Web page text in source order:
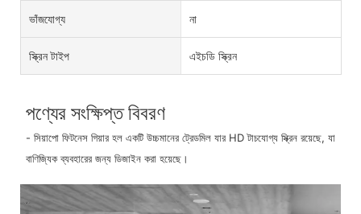
ভাঁজযোগ্য না
স্ক্রিন টাইপ এইচডি স্ক্রিন
পণ্যের সংক্ষিপ্ত বিবরণ
- সিয়াপো ফিটনেস গিয়ার হল একটি উচ্চমানের ট্রেডমিল যার HD টাচযোগ্য স্ক্রিন রয়েছে, যা
বাণিজ্যিক ব্যবহারের জন্য ডিজাইন করা হয়েছে।